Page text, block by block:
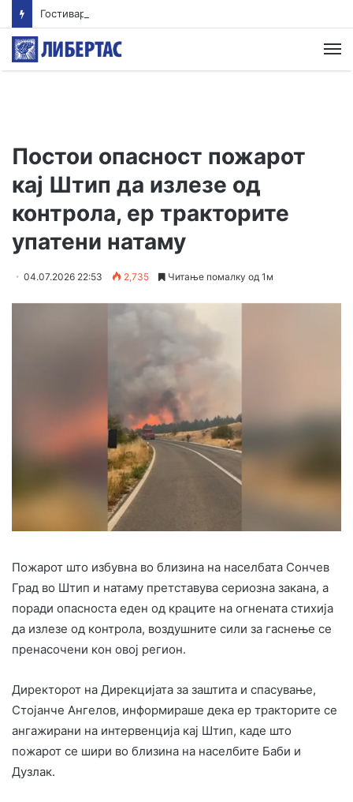
Гостиварци и натаму без пивка вода
Постои опасност пожарот
кај Штип да излезе од
контрола, ер тракторите
упатени натаму
04.07.2026 22:53 2,735 Читање помалку од 1м
Пожарот што избувна во близина на населбата Сончев
Град во Штип и натаму претставува сериозна закана, а
поради опасноста еден од краците на огнената стихија
да излезе од контрола, воздушните сили за гаснење се
пренасочени кон овој регион.
Директорот на Дирекцијата за заштита и спасување,
Стојанче Ангелов, информираше дека ер тракторите се
ангажирани на интервенција кај Штип, каде што
пожарот се шири во близина на населбите Баби и
Дузлак.